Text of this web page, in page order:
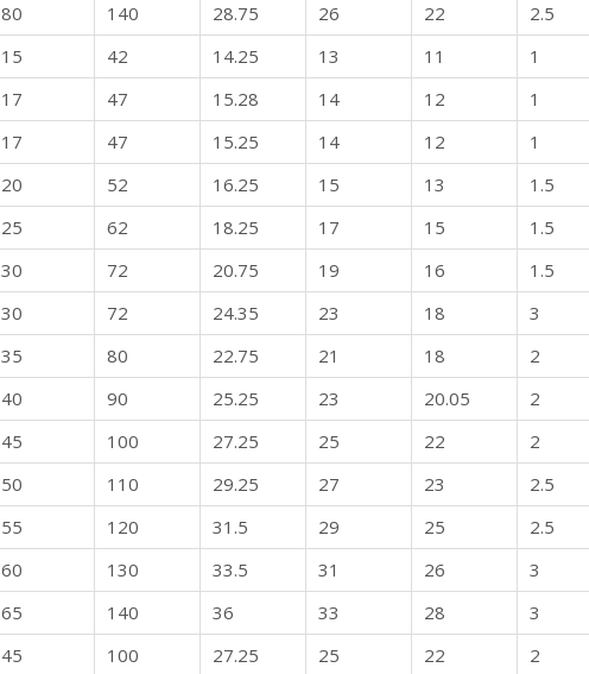
80 140 28.75 26 22 2.5
15 42 14.25 13 11 1
17 47 15.28 14 12 1
17 47 15.25 14 12 1
20 52 16.25 15 13 1.5
25 62 18.25 17 15 1.5
30 72 20.75 19 16 1.5
30 72 24.35 23 18 3
35 80 22.75 21 18 2
40 90 25.25 23 20.05 2
45 100 27.25 25 22 2
50 110 29.25 27 23 2.5
55 120 31.5 29 25 2.5
60 130 33.5 31 26 3
65 140 36 33 28 3
45 100 27.25 25 22 2